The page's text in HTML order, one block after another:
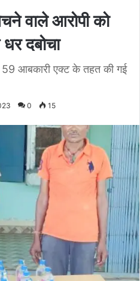
वाले आरोपी को
दबोचा
59 आबकारी एक्ट के तहत की गई
0 15